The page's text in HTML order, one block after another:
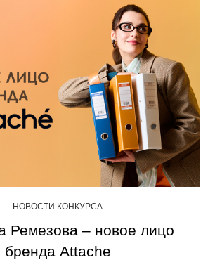
НОВОСТИ КОНКУРСА
Ремезова – новое лицо
бренда Attache